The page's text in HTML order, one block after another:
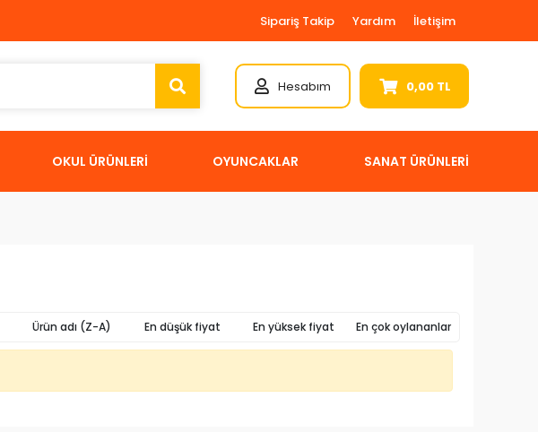
Sipariş Takip Yardım İletişim
Hesabım 0,00 TL
OKUL ÜRÜNLERİ OYUNCAKLAR SANAT ÜRÜNLERİ
Ürün adı (Z-A) En düşük fiyat En yüksek fiyat En çok oylananlar